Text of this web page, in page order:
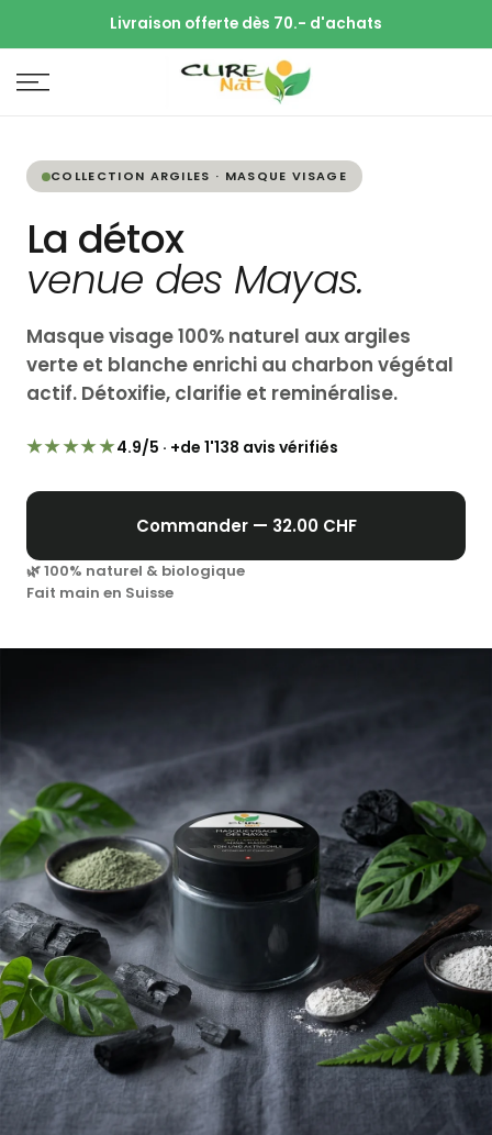
Livraison offerte dès 70.- d'achats
COLLECTION ARGILES · MASQUE VISAGE
La détox
venue des Mayas.
Masque visage 100% naturel aux argiles
verte et blanche enrichi au charbon végétal
actif. Détoxifie, clarifie et reminéralise.
★★★★★4.9/5 · +de 1'138 avis vérifiés
Commander — 32.00 CHF
🌿 100% naturel & biologique
Fait main en Suisse